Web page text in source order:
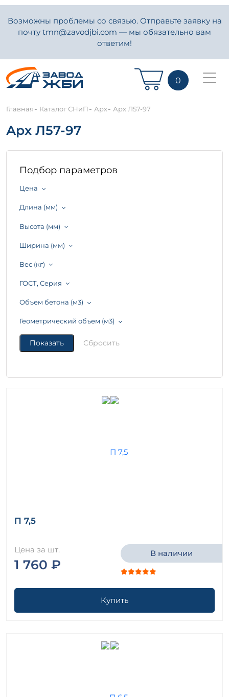
Возможны проблемы со связью. Отправьте заявку на
почту tmn@zavodjbi.com — мы обязательно вам
ответим!
0
Главная- Каталог СНиП - Арх- Арх Л57-97
Арх Л57-97
Подбор параметров
Цена
Длина (мм)
Высота (мм)
Ширина (мм)
Вес (кг)
ГОСТ, Серия
Объем бетона (м3)
Геометрический объем (м3)
П 7,5
Цена за шт.
1 760 ₽
В наличии
Купить